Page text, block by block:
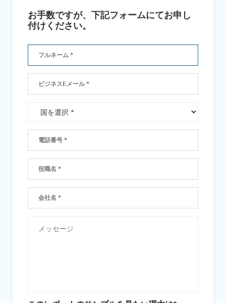
お手数ですが、下記フォームにてお申し
付けください。